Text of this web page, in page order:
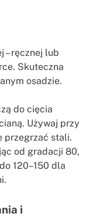
– ręcznej lub
Skuteczna
osadzie.
do cięcia
Używaj przy
przegrzać stali.
od gradacji 80,
120–150 dla
i